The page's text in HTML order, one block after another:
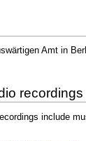
Amt in
recordings
include